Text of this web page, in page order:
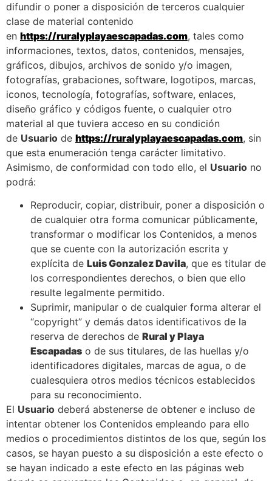
difundir o poner a disposición de terceros cualquier
clase de material contenido
en https://ruralyplayaescapadas.com, tales como
informaciones, textos, datos, contenidos, mensajes,
gráficos, dibujos, archivos de sonido y/o imagen,
fotografías, grabaciones, software, logotipos, marcas,
iconos, tecnología, fotografías, software, enlaces,
diseño gráfico y códigos fuente, o cualquier otro
material al que tuviera acceso en su condición
de Usuario de https://ruralyplayaescapadas.com, sin
que esta enumeración tenga carácter limitativo.
Asimismo, de conformidad con todo ello, el Usuario no
podrá:
Reproducir, copiar, distribuir, poner a disposición o
de cualquier otra forma comunicar públicamente,
transformar o modificar los Contenidos, a menos
que se cuente con la autorización escrita y
explícita de Luis Gonzalez Davila, que es titular de
los correspondientes derechos, o bien que ello
resulte legalmente permitido.
Suprimir, manipular o de cualquier forma alterar el
“copyright” y demás datos identificativos de la
reserva de derechos de Rural y Playa
Escapadas o de sus titulares, de las huellas y/o
identificadores digitales, marcas de agua, o de
cualesquiera otros medios técnicos establecidos
para su reconocimiento.
El Usuario deberá abstenerse de obtener e incluso de
intentar obtener los Contenidos empleando para ello
medios o procedimientos distintos de los que, según los
casos, se hayan puesto a su disposición a este efecto o
se hayan indicado a este efecto en las páginas web